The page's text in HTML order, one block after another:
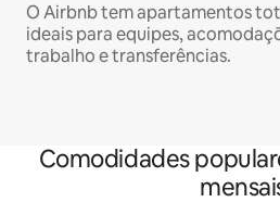
O Airbnb tem apartamentos
ideais para equipes,
trabalho e transferências.
Comodidades